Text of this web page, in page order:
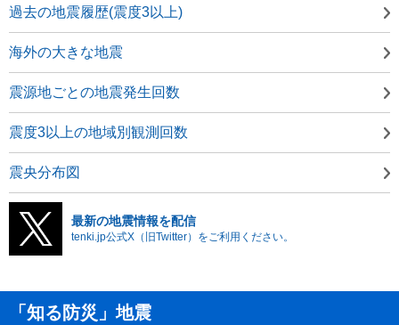
過去の地震履歴(震度3以上)
海外の大きな地震
震源地ごとの地震発生回数
震度3以上の地域別観測回数
震央分布図
最新の地震情報を配信
tenki.jp公式X（旧Twitter）をご利用ください。
「知る防災」地震